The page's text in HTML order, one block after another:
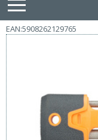
EAN:5908262129765